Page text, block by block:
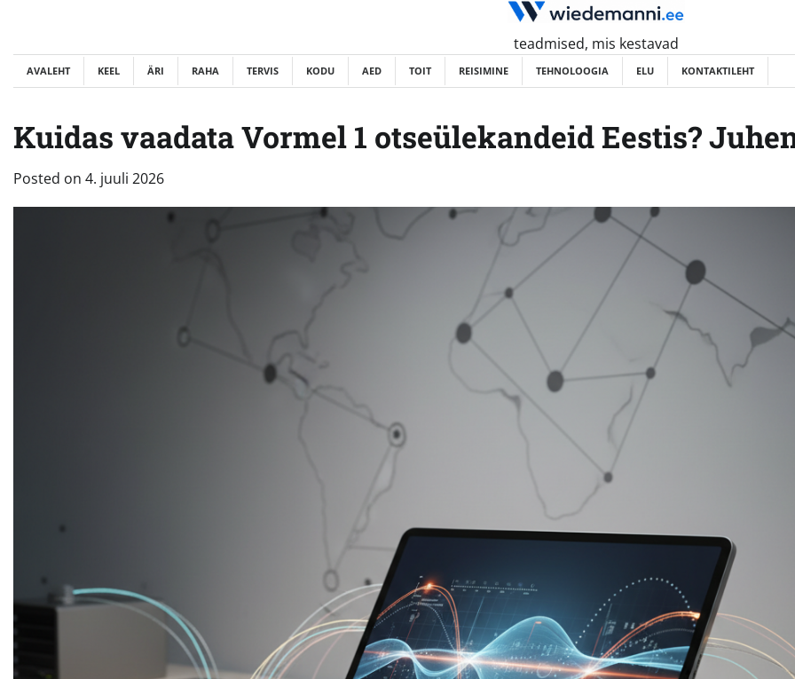
content
teadmised, mis kestavad
AVALEHT KEEL ÄRI RAHA TERVIS KODU AED TOIT REISIMINE TEHNOLOOGIA ELU KONTAKTILEHT
Kuidas vaadata Vormel 1 otseülekandeid Eestis?
Posted on 4. juuli 2026